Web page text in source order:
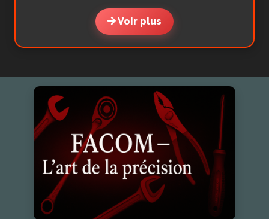
Voir plus